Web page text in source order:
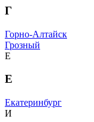
Г
Горно-Алтайск
Грозный
Е
Е
Екатеринбург
И